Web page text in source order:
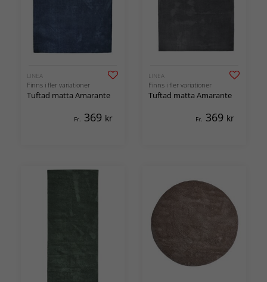
LINEA
Finns i fler variationer
Tuftad matta Amarante
Fr. 369 kr
LINEA
Finns i fler variationer
Tuftad matta Amarante
Fr. 369 kr